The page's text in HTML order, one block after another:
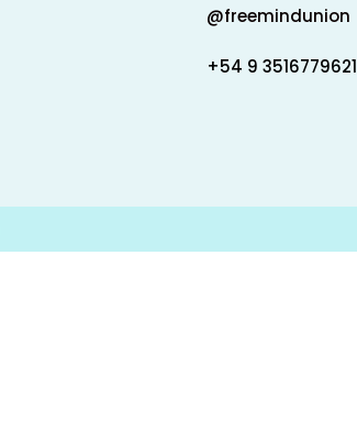
@freemindunion
+54 9 3516779621